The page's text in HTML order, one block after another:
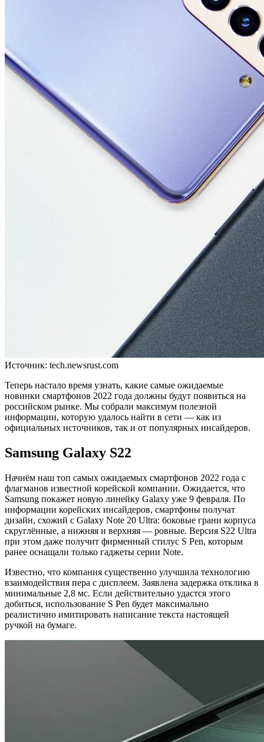
Источник: tech.newsrust.com
Теперь настало время узнать, какие самые ожидаемые
новинки смартфонов 2022 года должны будут появиться на
российском рынке. Мы собрали максимум полезной
информации, которую удалось найти в сети — как из
официальных источников, так и от популярных инсайдеров.
Samsung Galaxy S22
Начнём наш топ самых ожидаемых смартфонов 2022 года с
флагманов известной корейской компании. Ожидается, что
Samsung покажет новую линейку Galaxy уже 9 февраля. По
информации корейских инсайдеров, смартфоны получат
дизайн, схожий с Galaxy Note 20 Ultra: боковые грани корпуса
скруглённые, а нижняя и верхняя — ровные. Версия S22 Ultra
при этом даже получит фирменный стилус S Pen, которым
ранее оснащали только гаджеты серии Note.
Известно, что компания существенно улучшила технологию
взаимодействия пера с дисплеем. Заявлена задержка отклика в
минимальные 2,8 мс. Если действительно удастся этого
добиться, использование S Pen будет максимально
реалистично имитировать написание текста настоящей
ручкой на бумаге.